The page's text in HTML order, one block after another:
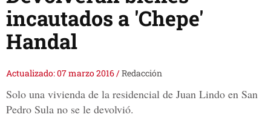
incautados a 'Chepe'
Handal
Actualizado: 07 marzo 2016/Redacción
Solo una vivienda de la residencial de Juan Lindo en San
Pedro Sula no se le devolvió.